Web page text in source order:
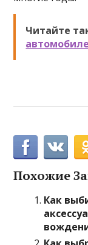
Читайте
Похожие
Как